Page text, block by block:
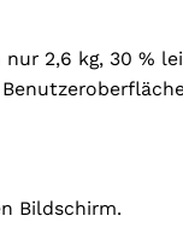
2,6 kg, 30 %
Bildschirm.